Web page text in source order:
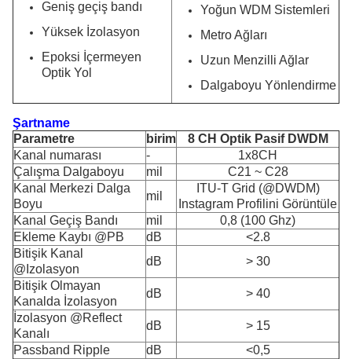
Geniş geçiş bandı
Yüksek İzolasyon
Epoksi İçermeyen
Optik Yol
Yoğun WDM Sistemleri
Metro Ağları
Uzun Menzilli Ağlar
Dalgaboyu Yönlendirme
Şartname
Parametre
birim
8 CH Optik Pasif DWDM
Kanal numarası
-
1x8CH
Çalışma Dalgaboyu
mil
C21 ~ C28
Kanal Merkezi Dalga
Boyu
mil
ITU-T Grid (@DWDM)
Instagram Profilini Görüntüle
Kanal Geçiş Bandı
mil
0,8 (100 Ghz)
Ekleme Kaybı @PB
dB
<2.8
Bitişik Kanal
@Izolasyon
dB
> 30
Bitişik Olmayan
Kanalda İzolasyon
dB
> 40
İzolasyon @Reflect
Kanalı
dB
> 15
Passband Ripple
dB
<0,5